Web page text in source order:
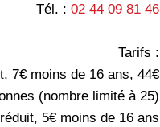
Tél. :02 44 09 81 46
Tarifs :
7€ moins de 16 ans, 44€
(nombre limité à 25)
5€ moins de 16 ans